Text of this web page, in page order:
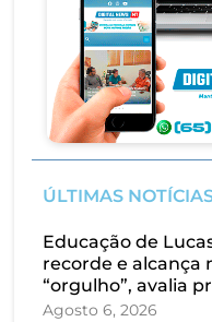
ÚLTIMAS
Educação de
recorde e alcança
“orgulho”, avalia
Agosto 6, 2026